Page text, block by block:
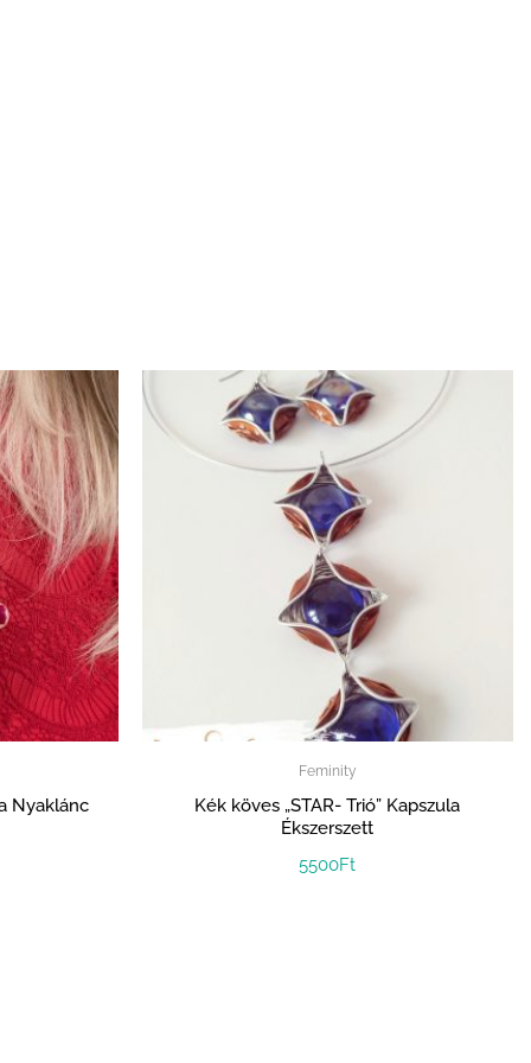
Nyaklánc
Feminity
Kék köves „STAR- Trió” Kapszula
Ékszerszett
5500Ft